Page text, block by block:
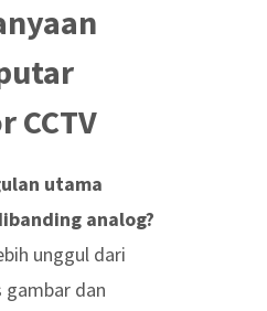
CCTV
utama
analog?
unggul dari
dan